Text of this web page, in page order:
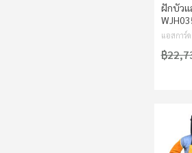
ฝักบัวแ
แอสการ์ด
฿